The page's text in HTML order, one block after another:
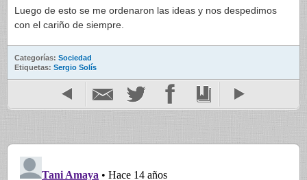
Luego de esto se me ordenaron las ideas y nos despedimos
con el cariño de siempre.
Categorías: Sociedad
Etiquetas: Sergio Solís